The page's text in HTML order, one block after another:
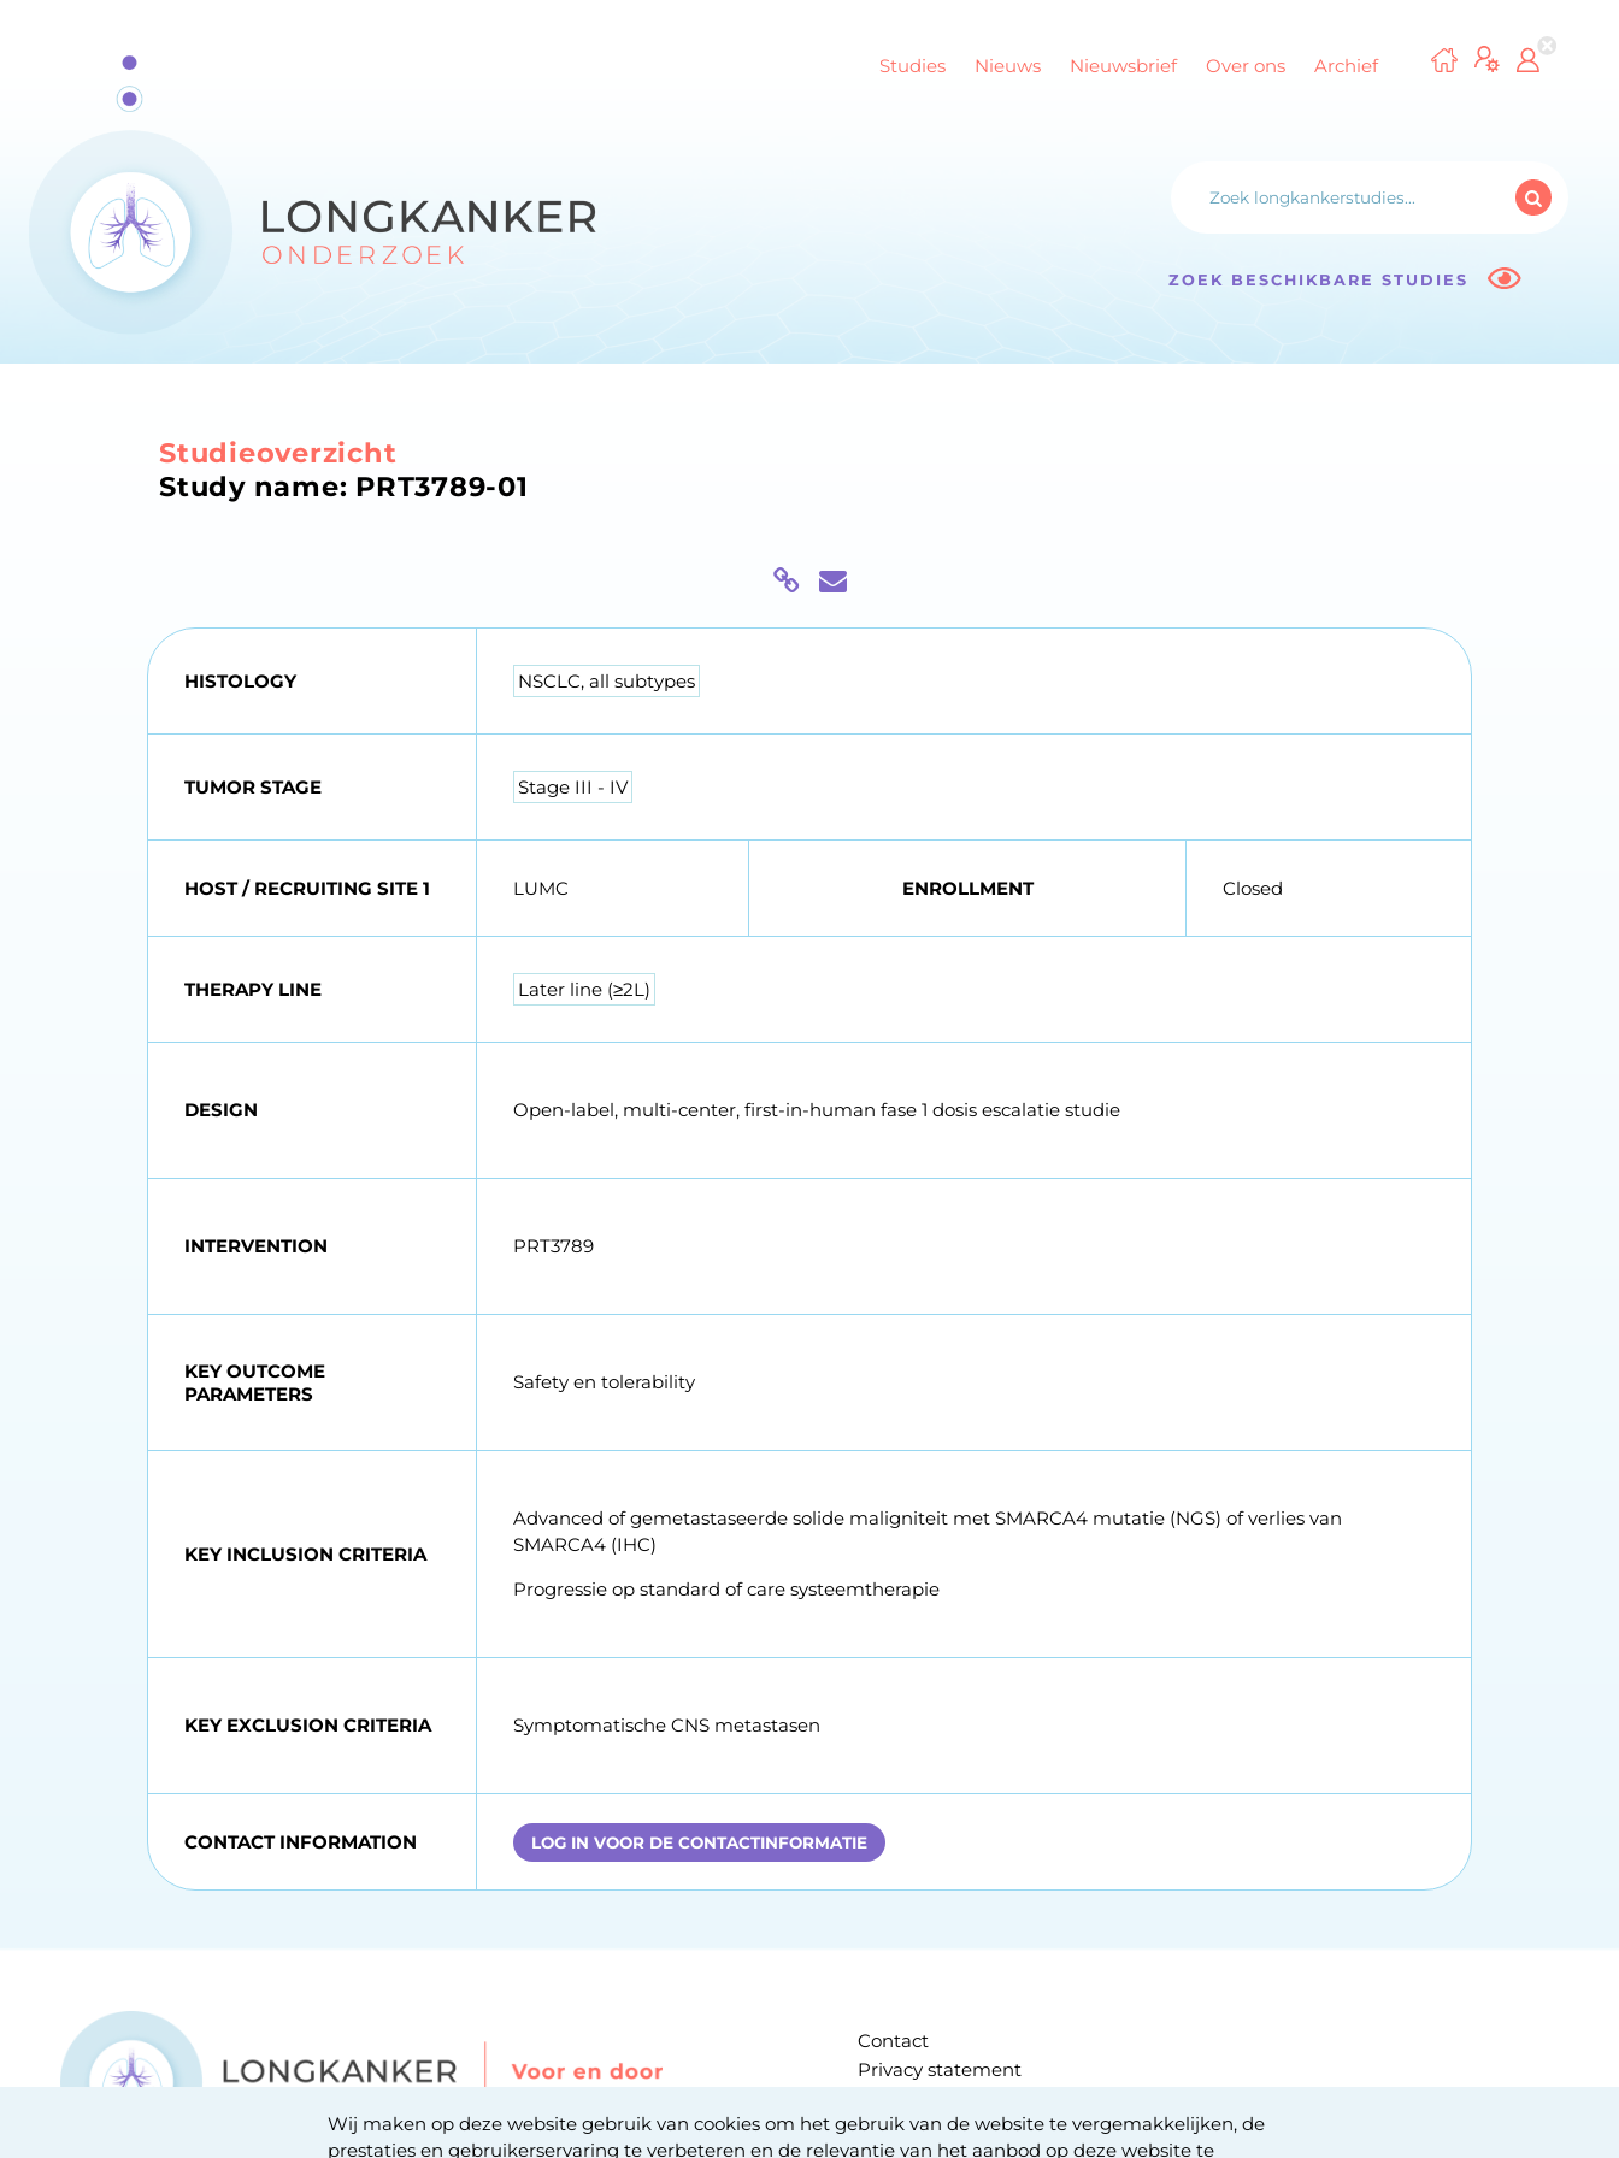
Studies Nieuws Nieuwsbrief Over ons Archief
ZOEK BESCHIKBARE STUDIES
Studieoverzicht
Study name: PRT3789-01
HISTOLOGY NSCLC, all subtypes
TUMOR STAGE Stage III - IV
HOST / RECRUITING SITE 1 LUMC ENROLLMENT Closed
THERAPY LINE Later line (≥2L)
DESIGN Open-label, multi-center, first-in-human fase 1 dosis escalatie studie
INTERVENTION PRT3789
KEY OUTCOME
PARAMETERS
Safety en tolerability
KEY INCLUSION CRITERIA
Advanced of gemetastaseerde solide maligniteit met SMARCA4 mutatie (NGS) of verlies van
SMARCA4 (IHC)
Progressie op standard of care systeemtherapie
KEY EXCLUSION CRITERIA Symptomatische CNS metastasen
CONTACT INFORMATION LOG IN VOOR DE CONTACTINFORMATIE
Contact
Privacy statement
Wij maken op deze website gebruik van cookies om het gebruik van de website te vergemakkelijken, de
prestaties en gebruikerservaring te verbeteren en de relevantie van het aanbod op deze website te